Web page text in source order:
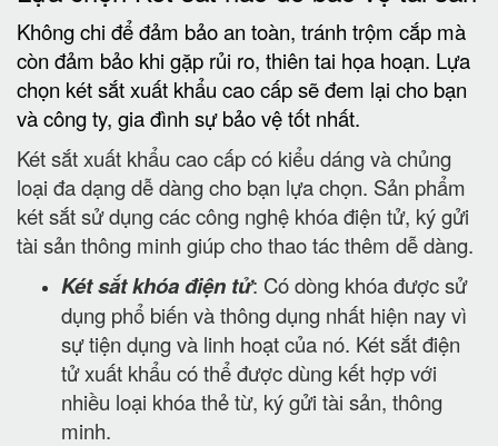
Không chi để đảm bảo an toàn, tránh trộm cắp mà
còn đảm bảo khi gặp rủi ro, thiên tai họa hoạn. Lựa
chọn két sắt xuất khẩu cao cấp sẽ đem lại cho bạn
và công ty, gia đình sự bảo vệ tốt nhất.
Két sắt xuất khẩu cao cấp có kiểu dáng và chủng
loại đa dạng dễ dàng cho bạn lựa chọn. Sản phẩm
két sắt sử dụng các công nghệ khóa điện tử, ký gửi
tài sản thông minh giúp cho thao tác thêm dễ dàng.
Két sắt khóa điện tử: Có dòng khóa được sử
dụng phổ biến và thông dụng nhất hiện nay vì
sự tiện dụng và linh hoạt của nó. Két sắt điện
tử xuất khẩu có thể được dùng kết hợp với
nhiều loại khóa thẻ từ, ký gửi tài sản, thông
minh.